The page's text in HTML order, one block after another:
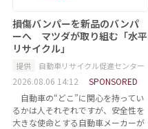
損傷バンパーを新品のバンパ
ーへ マツダが取り組む「水平
リサイクル」
提供 自動車リサイクル促進センター
2026.08.06 14:12
SPONSORED
自動車の“どこ”に関心を持ってい
るかは人それぞれですが、安全性を
大きな使命とする自動車メーカーが